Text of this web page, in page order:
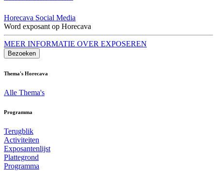
Horecava Social Media
Word exposant op Horecava
MEER INFORMATIE OVER EXPOSEREN
Bezoeken
Thema's Horecava
Alle Thema's
Programma
Terugblik
Activiteiten
Exposantenlijst
Plattegrond
Programma